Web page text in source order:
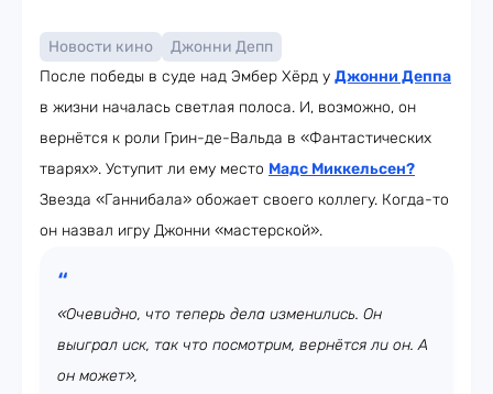
Новости кино
Джонни Депп
После победы в суде над Эмбер Хёрд у Джонни Деппа
в жизни началась светлая полоса. И, возможно, он
вернётся к роли Грин-де-Вальда в «Фантастических
тварях». Уступит ли ему место Мадс Миккельсен?
Звезда «Ганнибала» обожает своего коллегу. Когда-то
он назвал игру Джонни «мастерской».
«Очевидно, что теперь дела изменились. Он
выиграл иск, так что посмотрим, вернётся ли он. А
он может»,